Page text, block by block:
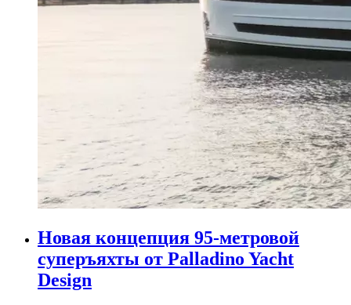
Новая концепция 95-метровой
суперъяхты от Palladino Yacht
Design